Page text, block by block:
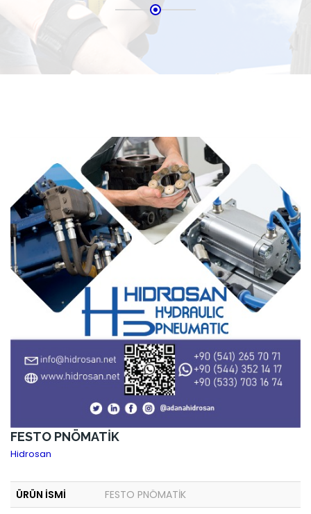
FESTO PNÖMATİK
Hidrosan
ÜRÜN İSMİ
FESTO PNÖMATİK